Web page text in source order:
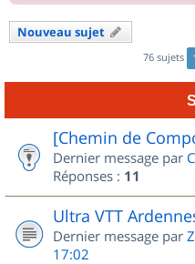
Nouveau sujet
76 sujets
[Chemin de
Dernier message par
Réponses : 11
Ultra VTT
Dernier message par
17:02